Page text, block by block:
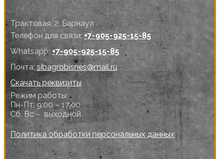
Трактовая, 2, Барнаул
Телефон для связи: +7-905-925-15-85
Whatsapp: +7-905-925-15-85
Почта: sibagrobisnes@mail.ru
Скачать реквизиты
Режим работы:
Пн-Пт: 9:00 – 17:00
Сб, Вс – выходной
Политика обработки персональных данных